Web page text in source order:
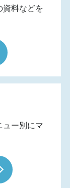
資料などを
ュー別にマ